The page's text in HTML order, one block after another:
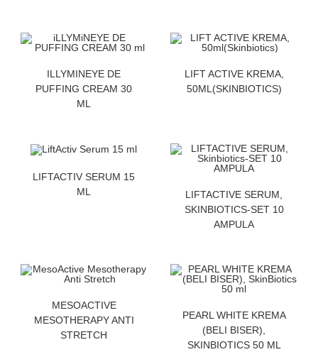
ILLYMINEYE DE
PUFFING CREAM 30
ML
LIFT ACTIVE KREMA,
50ML(SKINBIOTICS)
LIFTACTIV SERUM 15
ML
LIFTACTIVE SERUM,
SKINBIOTICS-SET 10
AMPULA
MESOACTIVE
MESOTHERAPY ANTI
STRETCH
PEARL WHITE KREMA
(BELI BISER),
SKINBIOTICS 50 ML